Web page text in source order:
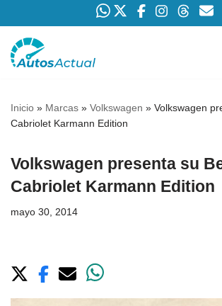
Saltar
Inicio » Marcas » Volkswagen » Volkswagen
Cabriolet Karmann Edition
Volkswagen presenta su
Cabriolet Karmann Edition
mayo 30, 2014